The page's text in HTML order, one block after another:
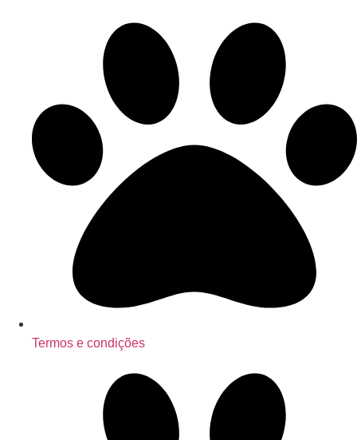
Termos e condições